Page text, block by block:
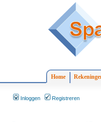
Home
Inloggen Registreren